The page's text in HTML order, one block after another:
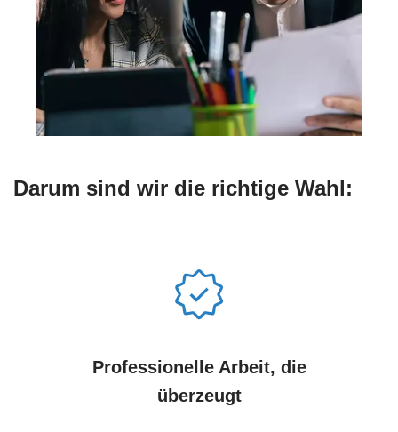
Darum sind wir die richtige Wahl:
Professionelle Arbeit, die
überzeugt